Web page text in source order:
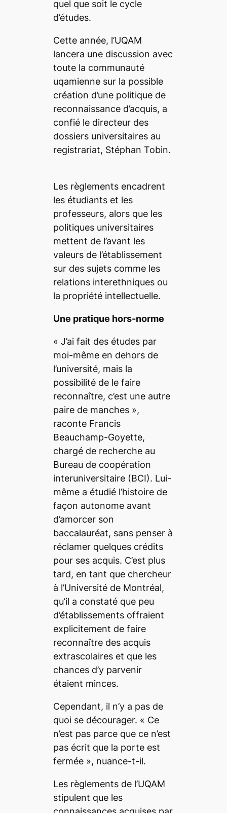
quel que soit le cycle
d’études.
Cette année, l’UQAM
lancera une discussion avec
toute la communauté
uqamienne sur la possible
création d’une politique de
reconnaissance d’acquis, a
confié le directeur des
dossiers universitaires au
registrariat, Stéphan Tobin.
Les règlements encadrent
les étudiants et les
professeurs, alors que les
politiques universitaires
mettent de l’avant les
valeurs de l’établissement
sur des sujets comme les
relations interethniques ou
la propriété intellectuelle.
Une pratique hors-norme
« J’ai fait des études par
moi-même en dehors de
l’université, mais la
possibilité de le faire
reconnaître, c’est une autre
paire de manches»,
raconte Francis
Beauchamp-Goyette,
chargé de recherche au
Bureau de coopération
interuniversitaire (BCI). Lui-
même a étudié l’histoire de
façon autonome avant
d’amorcer son
baccalauréat, sans penser à
réclamer quelques crédits
pour ses acquis. C’est plus
tard, en tant que chercheur
à l’Université de Montréal,
qu’il a constaté que peu
d’établissements offraient
explicitement de faire
reconnaître des acquis
extrascolaires et que les
chances d’y parvenir
étaient minces.
Cependant, il n’y a pas de
quoi se décourager. « Ce
n’est pas parce que ce n’est
pas écrit que la porte est
fermée», nuance-t-il.
Les règlements de l’UQAM
stipulent que les